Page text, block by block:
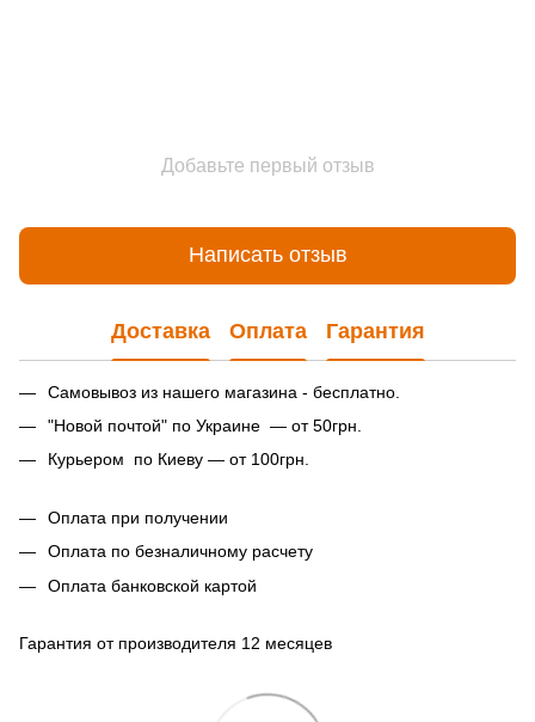
Добавьте первый отзыв
Написать отзыв
Доставка Оплата Гарантия
Самовывоз из нашего магазина - бесплатно.
"Новой почтой" по Украине — от 50грн.
Курьером по Киеву — от 100грн.
Оплата при получении
Оплата по безналичному расчету
Оплата банковской картой
Гарантия от производителя 12 месяцев